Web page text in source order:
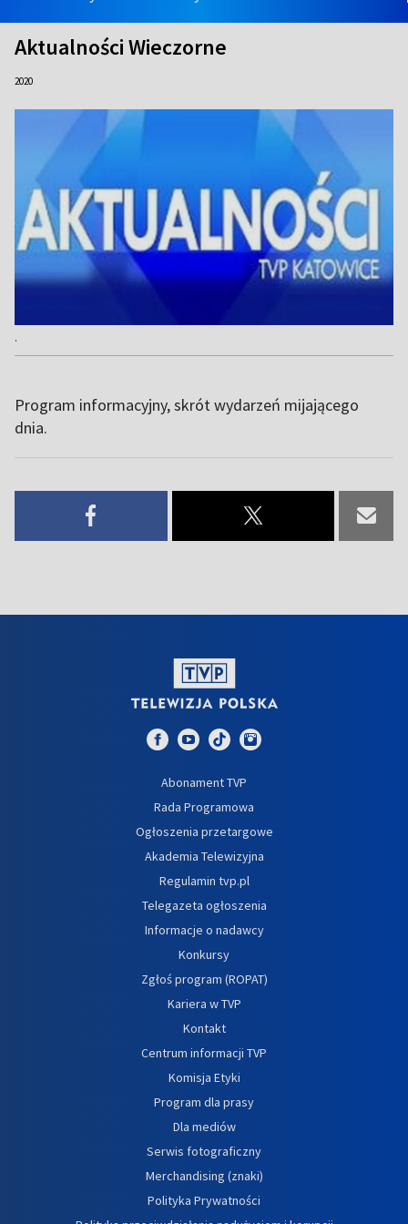
Aktualności Wieczorne
2020
.
Program informacyjny, skrót wydarzeń mijającego
dnia.
Abonament TVP
Rada Programowa
Ogłoszenia przetargowe
Akademia Telewizyjna
Regulamin tvp.pl
Telegazeta ogłoszenia
Informacje o nadawcy
Konkursy
Zgłoś program (ROPAT)
Kariera w TVP
Kontakt
Centrum informacji TVP
Komisja Etyki
Program dla prasy
Dla mediów
Serwis fotograficzny
Merchandising (znaki)
Polityka Prywatności